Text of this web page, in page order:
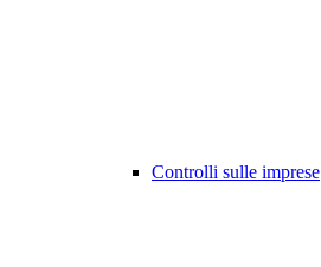
Controlli sulle imprese